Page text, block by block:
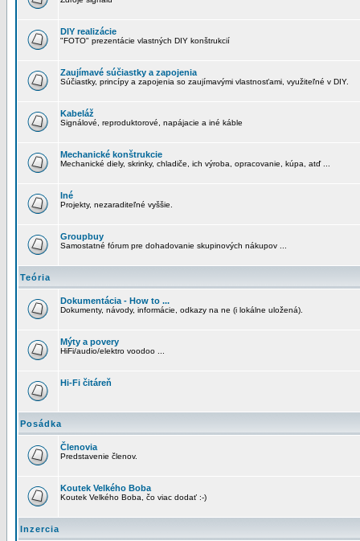
DIY realizácie
"FOTO" prezentácie vlastných DIY konštrukcií
Zaujímavé súčiastky a zapojenia
Súčiastky, princípy a zapojenia so zaujímavými vlastnosťami, využiteľné v DIY.
Kabeláž
Signálové, reproduktorové, napájacie a iné káble
Mechanické konštrukcie
Mechanické diely, skrinky, chladiče, ich výroba, opracovanie, kúpa, atď ...
Iné
Projekty, nezaraditeľné vyššie.
Groupbuy
Samostatné fórum pre dohadovanie skupinových nákupov ...
Teória
Dokumentácia - How to ...
Dokumenty, návody, informácie, odkazy na ne (i lokálne uložená).
Mýty a povery
HiFi/audio/elektro voodoo ...
Hi-Fi čitáreň
Posádka
Členovia
Predstavenie členov.
Koutek Velkého Boba
Koutek Velkého Boba, čo viac dodať :-)
Inzercia